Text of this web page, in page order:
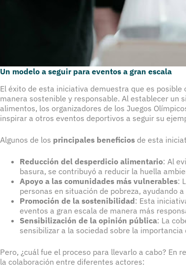
Un modelo a seguir para eventos a gran escala
El éxito de esta iniciativa demuestra que es
manera sostenible y responsable. Al establecer un
alimentos, los organizadores de los Juegos
inspirar a otros eventos deportivos a seguir su
Algunos de los principales beneficios de esta
Reducción del desperdicio alimentario: Al
basura, se contribuyó a reducir la huella
Apoyo a las comunidades más vulnerables:
personas en situación de pobreza, ayudando
Promoción de la sostenibilidad: Esta
eventos a gran escala de manera más
Sensibilización de la opinión pública: La
sensibilizar a la sociedad sobre la
Pero, ¿cuál fue el proceso para llevarlo a cabo? En
la colaboración entre diferentes actores: